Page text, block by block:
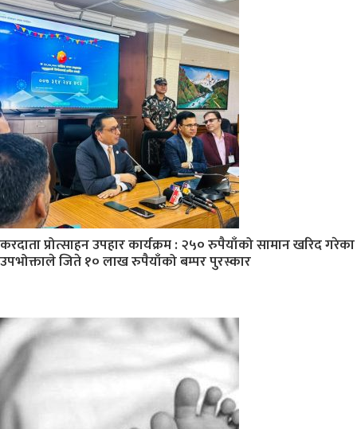
करदाता प्रोत्साहन उपहार कार्यक्रम : २५० रुपैयाँको सामान खरिद गरेका
उपभोक्ताले जिते १० लाख रुपैयाँको बम्पर पुरस्कार